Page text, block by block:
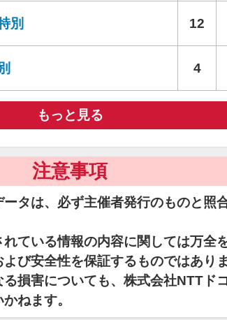
別 12
4
もっと見る
注意事項
タは、必ず主催者発行のものと照
ている情報の内容に関しては万全
び安全性を保証するものではあり
損害についても、株式会社NTTド
ねます。